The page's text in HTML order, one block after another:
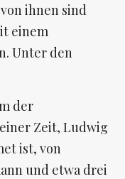
ihnen sind
einem
Unter den
der
Zeit, Ludwig
ist, von
und etwa drei